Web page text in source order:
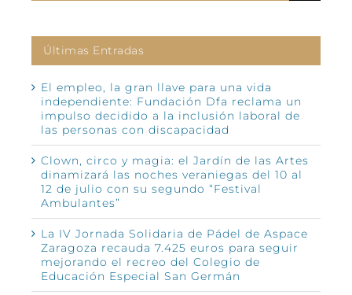
Últimas Entradas
El empleo, la gran llave para una vida
independiente: Fundación Dfa reclama un
impulso decidido a la inclusión laboral de
las personas con discapacidad
Clown, circo y magia: el Jardín de las Artes
dinamizará las noches veraniegas del 10 al
12 de julio con su segundo “Festival
Ambulantes”
La IV Jornada Solidaria de Pádel de Aspace
Zaragoza recauda 7.425 euros para seguir
mejorando el recreo del Colegio de
Educación Especial San Germán